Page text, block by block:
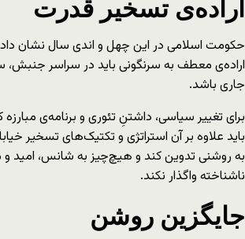
اراده‌ی تسخیر قدرت
حکومت اسلامی در این چهل و اندی سال نشان
اراده‌ی معطف به سرنگونی باید در سراسر جنبش،
جاری باشد.
برای تغییر سیاسی، داشتنِ تئوری و برنامه‌ی
باید علاوه‌ بر آن استراتژی و تکتیک‌های تسخیر
به روشنی تدوین کند و هیچ‌چیز به شانس، امید و
ناشناخته واگذار نکند.
جایگزین روشن